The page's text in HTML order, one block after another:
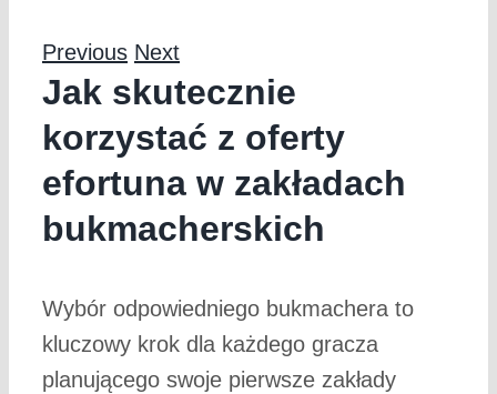
Previous Next
Jak skutecznie
korzystać z oferty
efortuna w zakładach
bukmacherskich
Wybór odpowiedniego bukmachera to
kluczowy krok dla każdego gracza
planującego swoje pierwsze zakłady